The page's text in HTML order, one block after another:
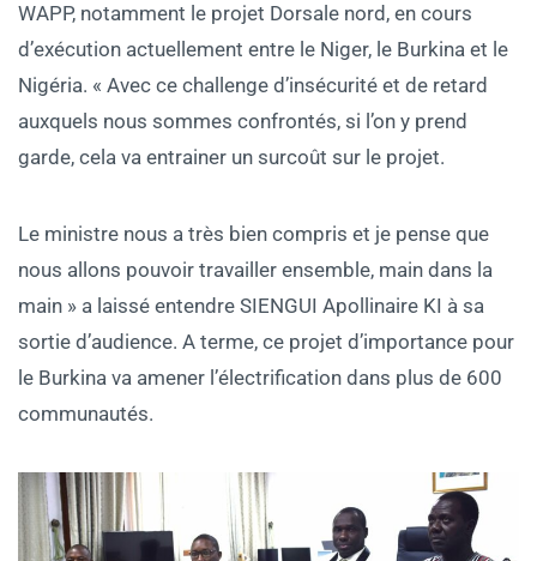
WAPP, notamment le projet Dorsale nord, en cours
d’exécution actuellement entre le Niger, le Burkina et le
Nigéria. « Avec ce challenge d’insécurité et de retard
auxquels nous sommes confrontés, si l’on y prend
garde, cela va entrainer un surcoût sur le projet.
Le ministre nous a très bien compris et je pense que
nous allons pouvoir travailler ensemble, main dans la
main » a laissé entendre SIENGUI Apollinaire KI à sa
sortie d’audience. A terme, ce projet d’importance pour
le Burkina va amener l’électrification dans plus de 600
communautés.